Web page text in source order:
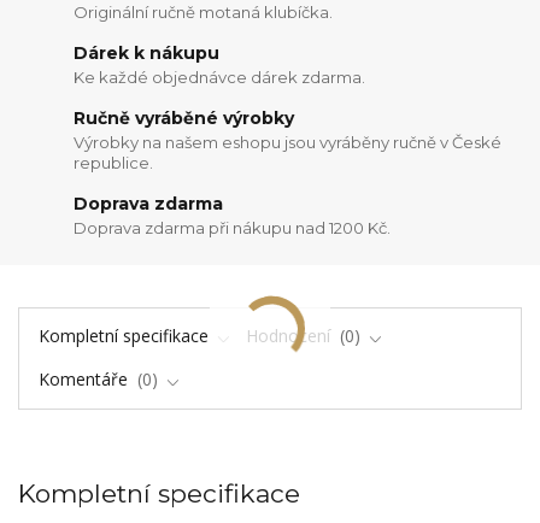
Originální ručně motaná klubíčka.
Dárek k nákupu
Ke každé objednávce dárek zdarma.
Ručně vyráběné výrobky
Výrobky na našem eshopu jsou vyráběny ručně v České
republice.
Doprava zdarma
Doprava zdarma při nákupu nad 1200 Kč.
Kompletní specifikace Hodnocení
0
Komentáře
0
Kompletní specifikace